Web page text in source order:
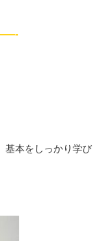
基本をしっかり学び